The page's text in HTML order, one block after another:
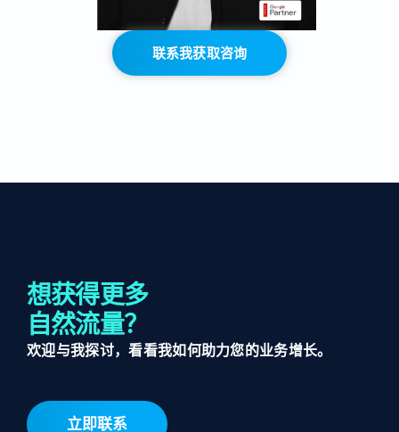
联系我获取咨询
想获得更多
自然流量？
欢迎与我探讨，看看我如何助力您的业务增长。
立即联系